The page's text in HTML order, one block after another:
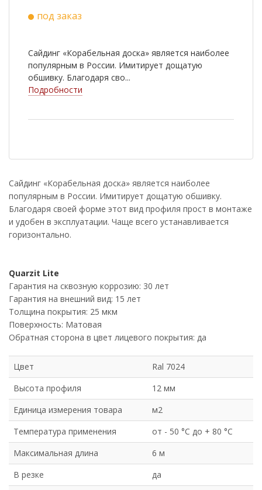
под заказ
Сайдинг «Корабельная доска» является наиболее
популярным в России. Имитирует дощатую
обшивку. Благодаря сво...
Подробности
Сайдинг «Корабельная доска» является наиболее
популярным в России. Имитирует дощатую обшивку.
Благодаря своей форме этот вид профиля прост в монтаже
и удобен в эксплуатации. Чаще всего устанавливается
горизонтально.
Quarzit Lite
Гарантия на сквозную коррозию: 30 лет
Гарантия на внешний вид: 15 лет
Толщина покрытия: 25 мкм
Поверхность: Матовая
Обратная сторона в цвет лицевого покрытия: да
Цвет
Ral 7024
Высота профиля
12 мм
Единица измерения товара
м2
Температура применения
от - 50 °C до + 80 °C
Максимальная длина
6 м
В резке
да